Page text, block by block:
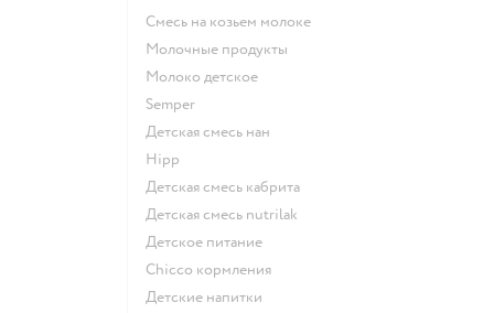
смесь на козьем молоке
молочные продукты
молоко детское
semper
детская смесь нан
hipp
детская смесь кабрита
детская смесь nutrilak
детское питание
chicco кормления
детские напитки